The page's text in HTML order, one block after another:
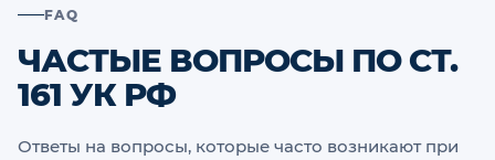
FAQ
ЧАСТЫЕ ВОПРОСЫ ПО СТ.
161 УК РФ
Ответы на вопросы, которые часто возникают при